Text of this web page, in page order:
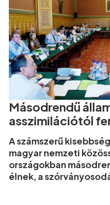
Másodrendű
asszimilációtól
A számszerű
magyar nemzeti
országokban
élnek, a